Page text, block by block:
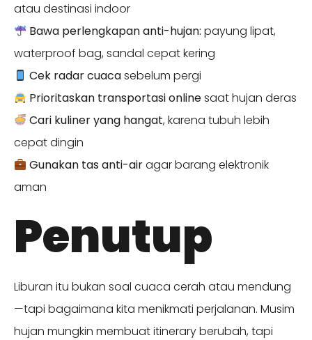
atau destinasi indoor
Bawa perlengkapan anti-hujan: payung lipat,
waterproof bag, sandal cepat kering
Cek radar cuacasebelum pergi
Prioritaskan transportasi onlinesaat hujan deras
Cari kuliner yang hangat, karena tubuh lebih
cepat dingin
Gunakan tas anti-airagar barang elektronik
aman
Penutup
Liburan itu bukan soal cuaca cerah atau mendung
—tapi bagaimana kita menikmati perjalanan. Musim
hujan mungkin membuat itinerary berubah, tapi